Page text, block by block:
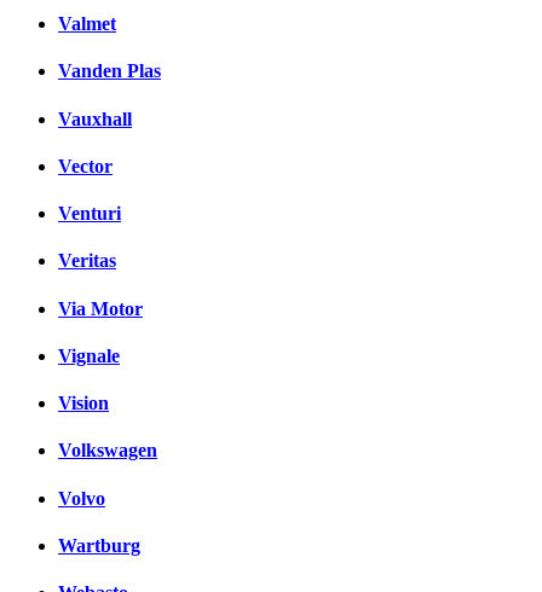
Valmet
Vanden Plas
Vauxhall
Vector
Venturi
Veritas
Via Motor
Vignale
Vision
Volkswagen
Volvo
Wartburg